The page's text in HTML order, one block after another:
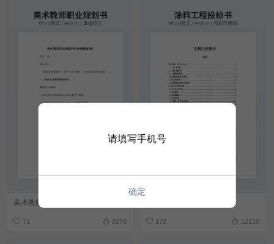
美术教师职业规划书
71 8278 172 12118
请填写手机号
确定